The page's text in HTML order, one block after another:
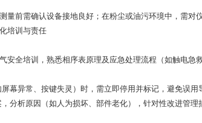
前需确认设备接地良好；在粉尘或油污环境中，需对
培训与责任
全培训，熟悉相序表原理及应急处理流程（如触电急
异常、按键失灵）时，需立即停用并标记，避免误用
析原因（如人为损坏、部件老化），针对性改进管理